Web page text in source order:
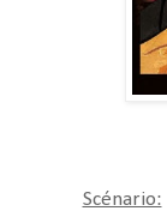
Scénario: